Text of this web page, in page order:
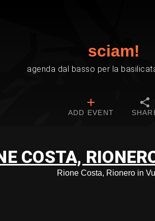
sciam!
agenda dal basso per la
ADD EVENT
COSTA,
Rione Costa, Rionero in